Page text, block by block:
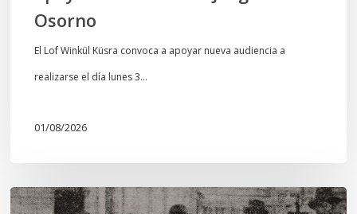
Osorno
El Lof Winkül Küsra convoca a apoyar nueva audiencia a
realizarse el día lunes 3…
01/08/2026
Chawrakawin: